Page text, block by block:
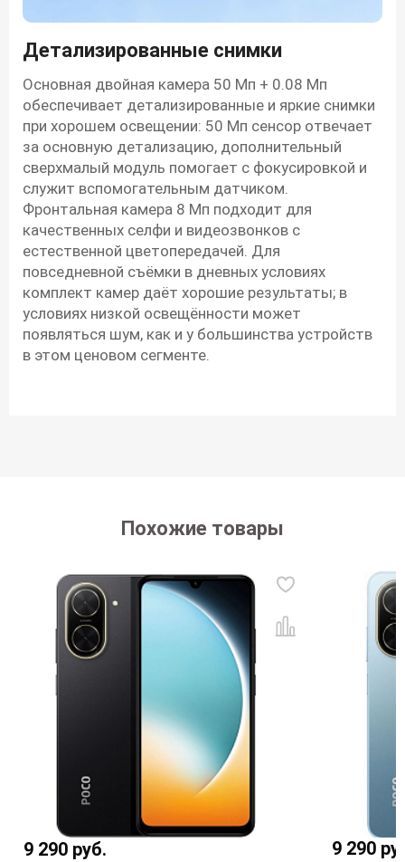
Детализированные снимки
Основная двойная камера 50 Мп + 0.08 Мп
обеспечивает детализированные и яркие снимки
при хорошем освещении: 50 Мп сенсор отвечает
за основную детализацию, дополнительный
сверхмалый модуль помогает с фокусировкой и
служит вспомогательным датчиком.
Фронтальная камера 8 Мп подходит для
качественных селфи и видеозвонков с
естественной цветопередачей. Для
повседневной съёмки в дневных условиях
комплект камер даёт хорошие результаты; в
условиях низкой освещённости может
появляться шум, как и у большинства устройств
в этом ценовом сегменте.
Похожие товары
9 290 руб. 9 290